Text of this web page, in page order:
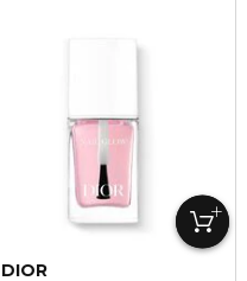
DIOR